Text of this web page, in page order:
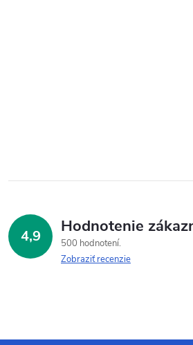
4,9 Hodnotenie
500 hodnotení
Zobraziť recenzie